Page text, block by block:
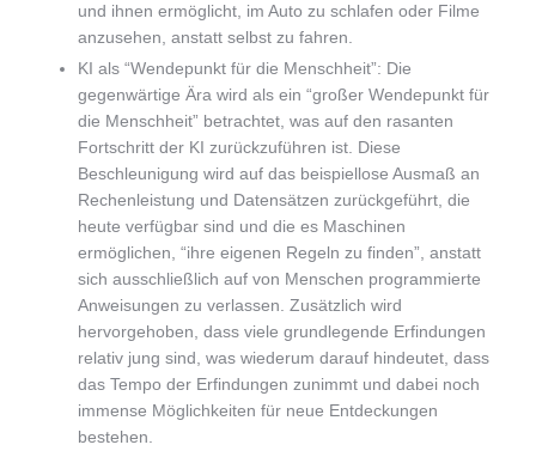
und ihnen ermöglicht, im Auto zu schlafen oder Filme
anzusehen, anstatt selbst zu fahren.
KI als “Wendepunkt für die Menschheit”: Die
gegenwärtige Ära wird als ein “großer Wendepunkt für
die Menschheit” betrachtet, was auf den rasanten
Fortschritt der KI zurückzuführen ist. Diese
Beschleunigung wird auf das beispiellose Ausmaß an
Rechenleistung und Datensätzen zurückgeführt, die
heute verfügbar sind und die es Maschinen
ermöglichen, “ihre eigenen Regeln zu finden”, anstatt
sich ausschließlich auf von Menschen programmierte
Anweisungen zu verlassen. Zusätzlich wird
hervorgehoben, dass viele grundlegende Erfindungen
relativ jung sind, was wiederum darauf hindeutet, dass
das Tempo der Erfindungen zunimmt und dabei noch
immense Möglichkeiten für neue Entdeckungen
bestehen.